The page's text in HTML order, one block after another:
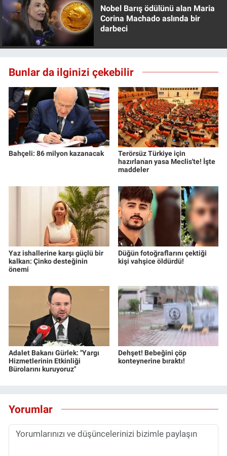
Nobel Barış ödülünü alan Maria
Corina Machado aslında bir
darbeci
Bunlar da ilginizi çekebilir
Bahçeli: 86 milyon kazanacak
Terörsüz Türkiye için
hazırlanan yasa Meclis'te! İşte
maddeler
Yaz ishallerine karşı güçlü bir
kalkan: Çinko desteğinin
önemi
Düğün fotoğraflarını çektiği
kişi vahşice öldürdü!
Adalet Bakanı Gürlek: "Yargı
Hizmetlerinin Etkinliği
Bürolarını kuruyoruz"
Dehşet! Bebeğini çöp
konteynerine bıraktı!
Yorumlar